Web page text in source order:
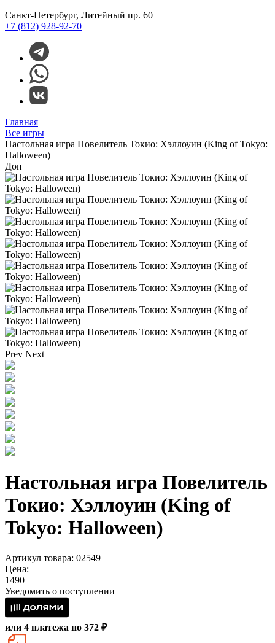
Санкт-Петербург, Литейный пр. 60
+7 (812) 928-92-70
Главная
Все игры
Настольная игра Повелитель Токио: Хэллоуин (King of Tokyo:
Halloween)
Доп
Prev Next
Настольная игра Повелитель
Токио: Хэллоуин (King of
Tokyo: Halloween)
Артикул товара: 02549
Цена:
1490
Уведомить о поступлении
или 4 платежа по 372 ₽